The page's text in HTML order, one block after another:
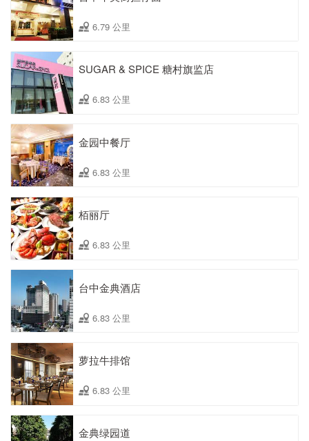
6.79 公里
SUGAR & SPICE 糖村旗监店
6.83 公里
金园中餐厅
6.83 公里
栢丽厅
6.83 公里
台中金典酒店
6.83 公里
萝拉牛排馆
6.83 公里
金典绿园道